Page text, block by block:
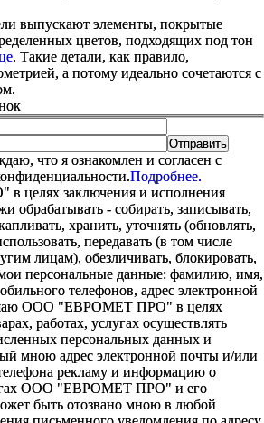
выпускают элементы, покрытые
цветов, подходящих под тон
. Такие детали, как правило,
а потому идеально сочетаются с
что я ознакомлен и согласен с
Подробнее.
заключения и исполнения
обрабатывать - собирать, записывать,
хранить, уточнять (обновлять,
передавать (в том числе
лицам), обезличивать, блокировать,
персональные данные: фамилию, имя,
телефонов, адрес электронной
ООО "ЕВРОМЕТ ПРО" в целях
работах, услугах осуществлять
персональных данных и
мною адрес электронной почты и/или
рекламу и информацию о
ООО "ЕВРОМЕТ ПРО" и его
быть отозвано мною в любой